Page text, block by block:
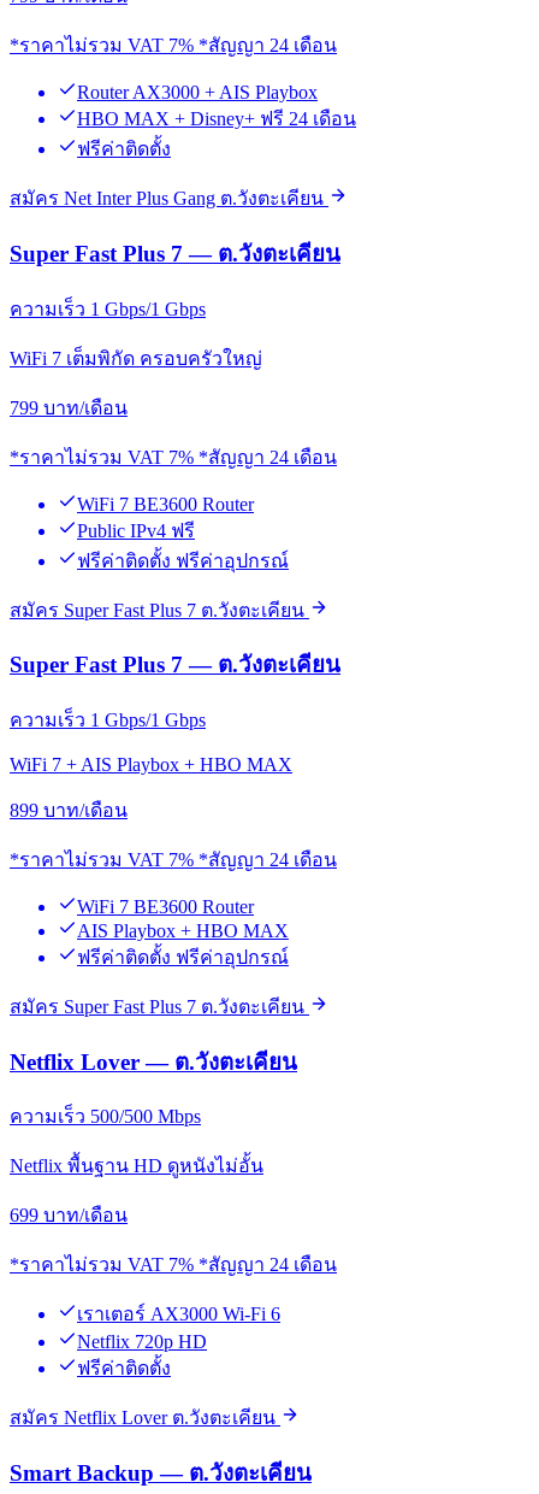
*ราคาไม่รวม VAT 7% *สัญญา 24 เดือน
Router AX3000 + AIS Playbox
HBO MAX + Disney+ ฟรี 24 เดือน
ฟรีค่าติดตั้ง
สมัคร Net Inter Plus Gang ต.วังตะเคียน
Super Fast Plus 7 — ต.วังตะเคียน
ความเร็ว 1 Gbps/1 Gbps
WiFi 7 เต็มพิกัด ครอบครัวใหญ่
799 บาท/เดือน
*ราคาไม่รวม VAT 7% *สัญญา 24 เดือน
WiFi 7 BE3600 Router
Public IPv4 ฟรี
ฟรีค่าติดตั้ง ฟรีค่าอุปกรณ์
สมัคร Super Fast Plus 7 ต.วังตะเคียน
Super Fast Plus 7 — ต.วังตะเคียน
ความเร็ว 1 Gbps/1 Gbps
WiFi 7 + AIS Playbox + HBO MAX
899 บาท/เดือน
*ราคาไม่รวม VAT 7% *สัญญา 24 เดือน
WiFi 7 BE3600 Router
AIS Playbox + HBO MAX
ฟรีค่าติดตั้ง ฟรีค่าอุปกรณ์
สมัคร Super Fast Plus 7 ต.วังตะเคียน
Netflix Lover — ต.วังตะเคียน
ความเร็ว 500/500 Mbps
Netflix พื้นฐาน HD ดูหนังไม่อั้น
699 บาท/เดือน
*ราคาไม่รวม VAT 7% *สัญญา 24 เดือน
เราเตอร์ AX3000 Wi-Fi 6
Netflix 720p HD
ฟรีค่าติดตั้ง
สมัคร Netflix Lover ต.วังตะเคียน
Smart Backup — ต.วังตะเคียน